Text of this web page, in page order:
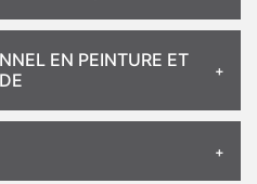
EN PEINTURE ET